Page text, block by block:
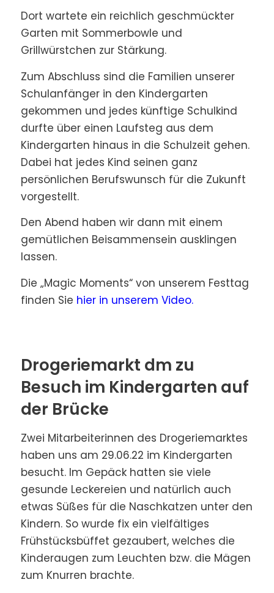
Dort wartete ein reichlich geschmückter
Garten mit Sommerbowle und
Grillwürstchen zur Stärkung.
Zum Abschluss sind die Familien unserer
Schulanfänger in den Kindergarten
gekommen und jedes künftige Schulkind
durfte über einen Laufsteg aus dem
Kindergarten hinaus in die Schulzeit gehen.
Dabei hat jedes Kind seinen ganz
persönlichen Berufswunsch für die Zukunft
vorgestellt.
Den Abend haben wir dann mit einem
gemütlichen Beisammensein ausklingen
lassen.
Die „Magic Moments“ von unserem Festtag
finden Sie hier in unserem Video.
Drogeriemarkt dm zu
Besuch im Kindergarten auf
der Brücke
Zwei Mitarbeiterinnen des Drogeriemarktes
haben uns am 29.06.22 im Kindergarten
besucht. Im Gepäck hatten sie viele
gesunde Leckereien und natürlich auch
etwas Süßes für die Naschkatzen unter den
Kindern. So wurde fix ein vielfältiges
Frühstücksbüffet gezaubert, welches die
Kinderaugen zum Leuchten bzw. die Mägen
zum Knurren brachte.